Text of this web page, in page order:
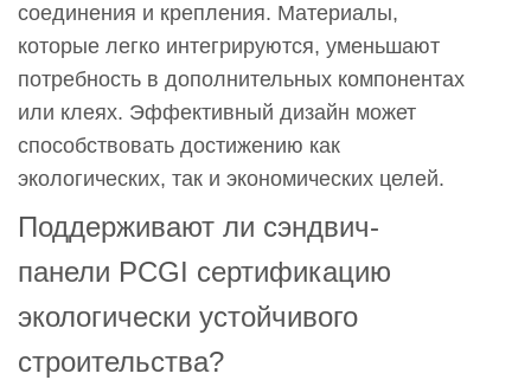
соединения и крепления. Материалы,
которые легко интегрируются, уменьшают
потребность в дополнительных компонентах
или клеях. Эффективный дизайн может
способствовать достижению как
экологических, так и экономических целей.
Поддерживают ли сэндвич-
панели PCGI сертификацию
экологически устойчивого
строительства?